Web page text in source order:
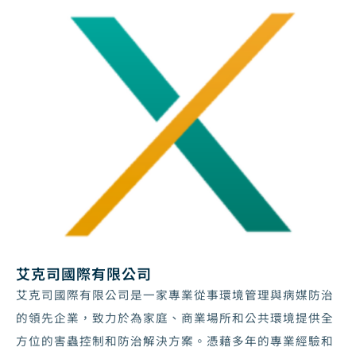
艾克司國際有限公司
艾克司國際有限公司是一家專業從事環境管理與病媒防治
的領先企業，致力於為家庭、商業場所和公共環境提供全
方位的害蟲控制和防治解決方案。憑藉多年的專業經驗和